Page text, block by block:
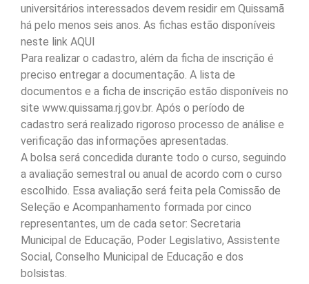
universitários interessados devem residir em Quissamã
há pelo menos seis anos. As fichas estão disponíveis
neste link AQUI
Para realizar o cadastro, além da ficha de inscrição é
preciso entregar a documentação. A lista de
documentos e a ficha de inscrição estão disponíveis no
site www.quissama.rj.gov.br. Após o período de
cadastro será realizado rigoroso processo de análise e
verificação das informações apresentadas.
A bolsa será concedida durante todo o curso, seguindo
a avaliação semestral ou anual de acordo com o curso
escolhido. Essa avaliação será feita pela Comissão de
Seleção e Acompanhamento formada por cinco
representantes, um de cada setor: Secretaria
Municipal de Educação, Poder Legislativo, Assistente
Social, Conselho Municipal de Educação e dos
bolsistas.